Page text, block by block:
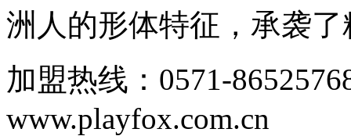
洲人的形体特征，承袭了
加盟热线：0571-
www.playfox.com.cn